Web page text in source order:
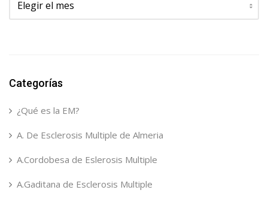
Categorías
¿Qué es la EM?
A. De Esclerosis Multiple de Almeria
A.Cordobesa de Eslerosis Multiple
A.Gaditana de Esclerosis Multiple